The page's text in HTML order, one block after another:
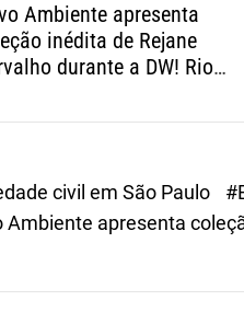
Ambiente apresenta
inédita de Rejane
durante a DW! Rio
civil em São Paulo
Ambiente apresenta